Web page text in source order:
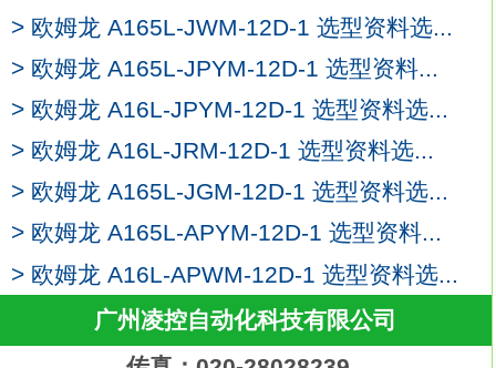
将微型设计与独特的软操作感结合。
LED有五种颜色（红色、黄色、绿色、白色
和蓝色）。
内置的基本开关提高了触感。
内置基本开关在OMRON以前型号基础上提
高了保护。
芯片LED产生均匀的表面亮度。
从前面进行面板安装，更方便欧姆龙A16L-
TGM-12D-1。种类：焊接端子型，IP40。
形状：方形。
动作功能：交替动作（自我保持型）。
> 欧姆龙 A165L-JWM-12D-1 选型资料选...
> 欧姆龙 A165L-JPYM-12D-1 选型资料...
> 欧姆龙 A16L-JPYM-12D-1 选型资料选...
> 欧姆龙 A16L-JRM-12D-1 选型资料选...
> 欧姆龙 A165L-JGM-12D-1 选型资料选...
> 欧姆龙 A165L-APYM-12D-1 选型资料...
> 欧姆龙 A16L-APWM-12D-1 选型资料选...
广州凌控自动化科技有限公司